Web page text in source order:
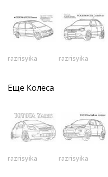
razrisyika razrisyika
Еще Колёса
razrisyika razrisyika